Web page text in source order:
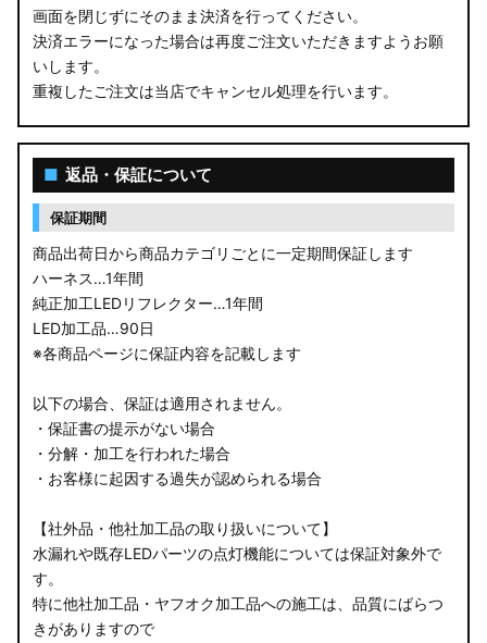
画面を閉じずにそのまま決済を行ってください。
決済エラーになった場合は再度ご注文いただきますようお願
いします。
重複したご注文は当店でキャンセル処理を行います。
■ 返品・保証について
保証期間
商品出荷日から商品カテゴリごとに一定期間保証します
ハーネス…1年間
純正加工LEDリフレクター…1年間
LED加工品…90日
※各商品ページに保証内容を記載します
以下の場合、保証は適用されません。
・保証書の提示がない場合
・分解・加工を行われた場合
・お客様に起因する過失が認められる場合
【社外品・他社加工品の取り扱いについて】
水漏れや既存LEDパーツの点灯機能については保証対象外で
す。
特に他社加工品・ヤフオク加工品への施工は、品質にばらつ
きがありますので